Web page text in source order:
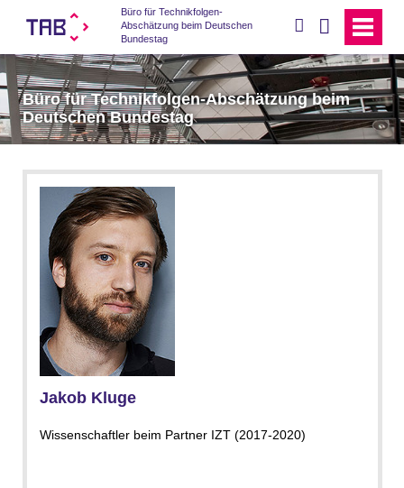
Büro für Technikfolgen-
Abschätzung beim Deutschen
Bundestag
Büro für Technikfolgen-Abschätzung beim
Deutschen Bundestag
Jakob Kluge
Wissenschaftler beim Partner IZT (2017-2020)